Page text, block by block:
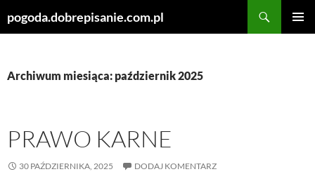
pogoda.dobrepisanie.com.pl
Archiwum miesiąca: październik 2025
PRAWO KARNE
30 PAŹDZIERNIKA, 2025 DODAJ KOMENTARZ